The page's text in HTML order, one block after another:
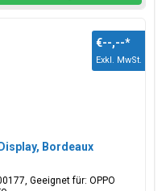
Bordeaux
Geeignet für: OPPO
€--,--*
Exkl. MwSt.